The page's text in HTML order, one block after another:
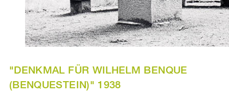
"DENKMAL FÜR WILHELM BENQUE
(BENQUESTEIN)" 1938